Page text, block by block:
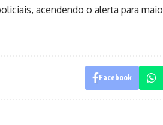
acendendo o alerta para
Facebook